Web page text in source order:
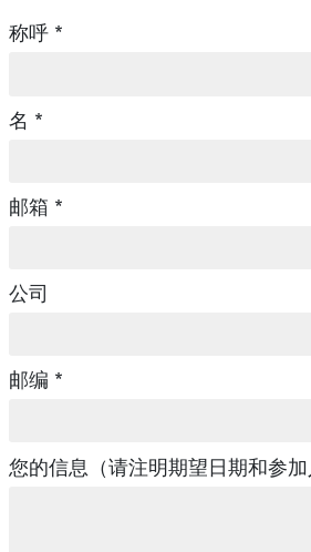
称呼 *
名 *
邮箱 *
公司
邮编 *
您的信息（请注明期望日期和参